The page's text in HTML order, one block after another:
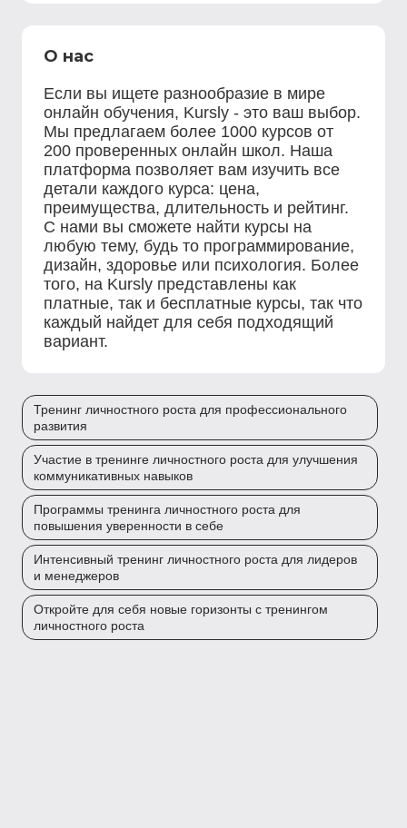
О нас
Если вы ищете разнообразие в мире
онлайн обучения, Kursly - это ваш выбор.
Мы предлагаем более 1000 курсов от
200 проверенных онлайн школ. Наша
платформа позволяет вам изучить все
детали каждого курса: цена,
преимущества, длительность и рейтинг.
С нами вы сможете найти курсы на
любую тему, будь то программирование,
дизайн, здоровье или психология. Более
того, на Kursly представлены как
платные, так и бесплатные курсы, так что
каждый найдет для себя подходящий
вариант.
Тренинг личностного роста для профессионального
развития
Участие в тренинге личностного роста для улучшения
коммуникативных навыков
Программы тренинга личностного роста для
повышения уверенности в себе
Интенсивный тренинг личностного роста для лидеров
и менеджеров
Откройте для себя новые горизонты с тренингом
личностного роста